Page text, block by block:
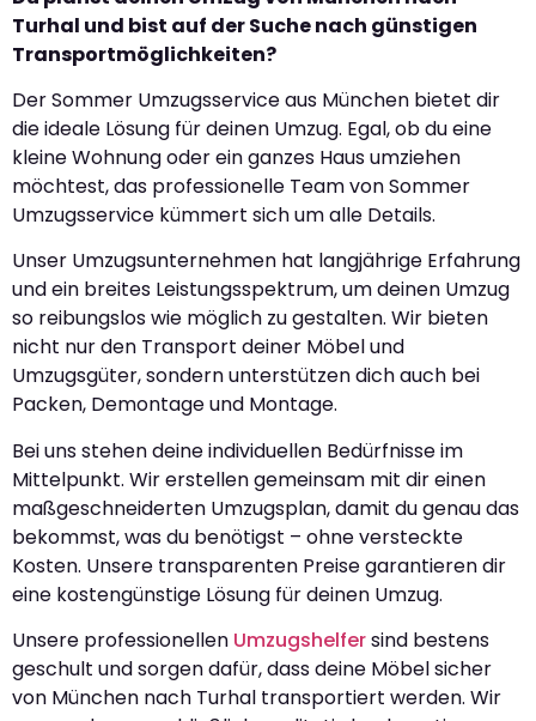
Turhal und bist auf der Suche nach günstigen
Transportmöglichkeiten?
Der Sommer Umzugsservice aus München bietet dir
die ideale Lösung für deinen Umzug. Egal, ob du eine
kleine Wohnung oder ein ganzes Haus umziehen
möchtest, das professionelle Team von Sommer
Umzugsservice kümmert sich um alle Details.
Unser Umzugsunternehmen hat langjährige Erfahrung
und ein breites Leistungsspektrum, um deinen Umzug
so reibungslos wie möglich zu gestalten. Wir bieten
nicht nur den Transport deiner Möbel und
Umzugsgüter, sondern unterstützen dich auch bei
Packen, Demontage und Montage.
Bei uns stehen deine individuellen Bedürfnisse im
Mittelpunkt. Wir erstellen gemeinsam mit dir einen
maßgeschneiderten Umzugsplan, damit du genau das
bekommst, was du benötigst – ohne versteckte
Kosten. Unsere transparenten Preise garantieren dir
eine kostengünstige Lösung für deinen Umzug.
Unsere professionellen Umzugshelfersind bestens
geschult und sorgen dafür, dass deine Möbel sicher
von München nach Turhal transportiert werden. Wir